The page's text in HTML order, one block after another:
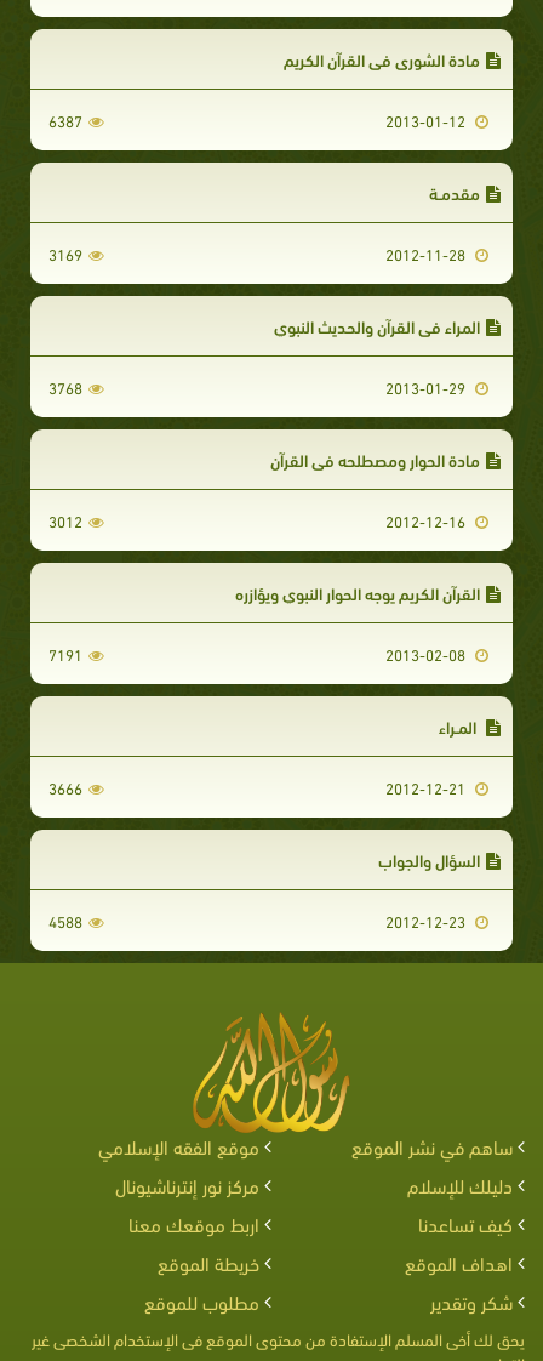
مادة الشورى في القرآن الكريم
6387
مقدمـة
3169
المراء في القرآن والحديث النبوي
3768
مادة الحوار ومصطلحه في القرآن
3012
القرآن الكريم يوجه الحوار النبوي ويؤازره
7191
المـراء
3666
السؤال والجواب
4588
ساهم في نشر الموقع
موقع الفقه الإسلامي
دليلك للإسلام
مركز نور إنترناشيونال
كيف تساعدنا
اربط موقعك معنا
اهداف الموقع
خريطة الموقع
شكر وتقدير
مطلوب للموقع
يحق لك أخى المسلم الإستفادة من محتوى الموقع فى الإستخدام الشخصى غير